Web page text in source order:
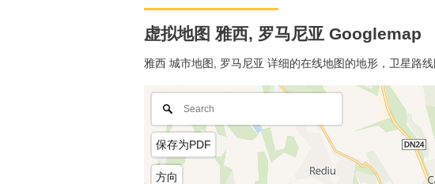
虚拟地图 雅西, 罗马尼亚 Googlemap
雅西 城市地图, 罗马尼亚 详细的在线地图的地形，卫星路线
保存为PDF
方向